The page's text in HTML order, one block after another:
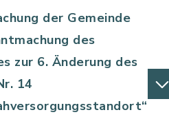
der Gemeinde
des
zur 6. Änderung des
14